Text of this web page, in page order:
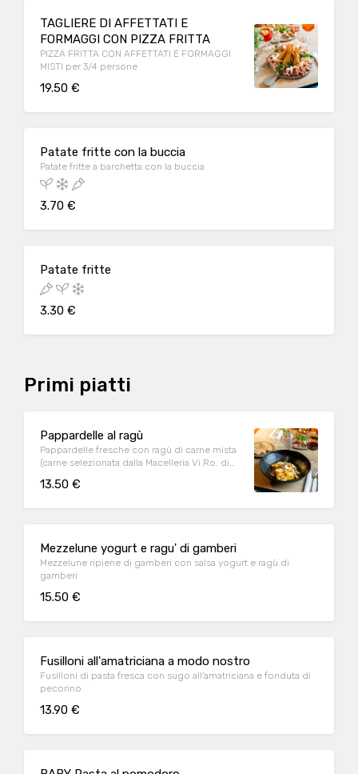
TAGLIERE DI AFFETTATI E
FORMAGGI CON PIZZA FRITTA
PIZZA FRITTA CON AFFETTATI E FORMAGGI
MISTI per 3/4 persone
19.50 €
Patate fritte con la buccia
Patate fritte a barchetta con la buccia
3.70 €
Patate fritte
3.30 €
Primi piatti
Pappardelle al ragù
Pappardelle fresche con ragù di carne mista
(carne selezionata dalla Macelleria Vi.Ro. di
13.50 €
Mezzelune yogurt e ragu' di gamberi
Mezzelune ripiene di gamberi con salsa yogurt e ragù di
gamberi
15.50 €
Fusilloni all'amatriciana a modo nostro
Fusilloni di pasta fresca con sugo all'amatriciana e fonduta di
pecorino
13.90 €